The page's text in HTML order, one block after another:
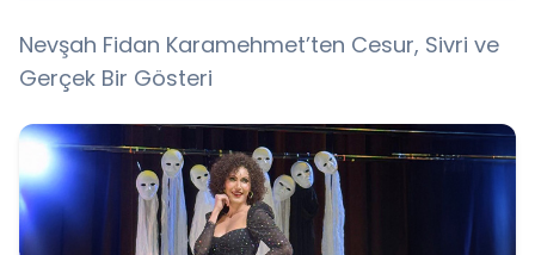
Nevşah Fidan Karamehmet’ten Cesur, Sivri ve
Gerçek Bir Gösteri